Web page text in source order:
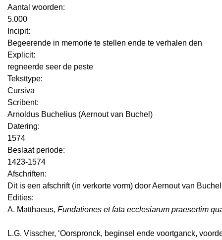
Aantal woorden:
5.000
Incipit:
Begeerende in memorie te stellen ende te verhalen den
Explicit:
regneerde seer de peste
Teksttype:
Cursiva
Scribent:
Arnoldus Buchelius (Aernout van Buchel)
Datering:
1574
Beslaat periode:
1423-1574
Afschriften:
Dit is een afschrift (in verkorte vorm) door Aernout van
Edities:
A. Matthaeus, Fundationes et fata ecclesiarum praesertim
L.G. Visscher, ‘Oorspronck, beginsel ende voortganck,